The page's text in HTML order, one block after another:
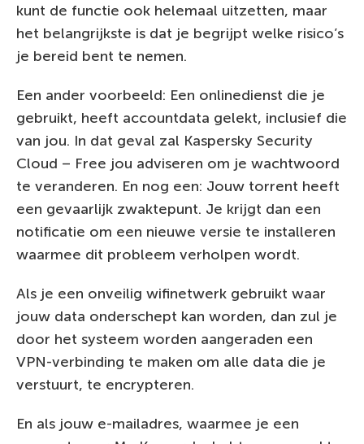
kunt de functie ook helemaal uitzetten, maar
het belangrijkste is dat je begrijpt welke risico’s
je bereid bent te nemen.
Een ander voorbeeld: Een onlinedienst die je
gebruikt, heeft accountdata gelekt, inclusief die
van jou. In dat geval zal Kaspersky Security
Cloud – Free jou adviseren om je wachtwoord
te veranderen. En nog een: Jouw torrent heeft
een gevaarlijk zwaktepunt. Je krijgt dan een
notificatie om een nieuwe versie te installeren
waarmee dit probleem verholpen wordt.
Als je een onveilig wifinetwerk gebruikt waar
jouw data onderschept kan worden, dan zul je
door het systeem worden aangeraden een
VPN-verbinding te maken om alle data die je
verstuurt, te encrypteren.
En als jouw e-mailadres, waarmee je een